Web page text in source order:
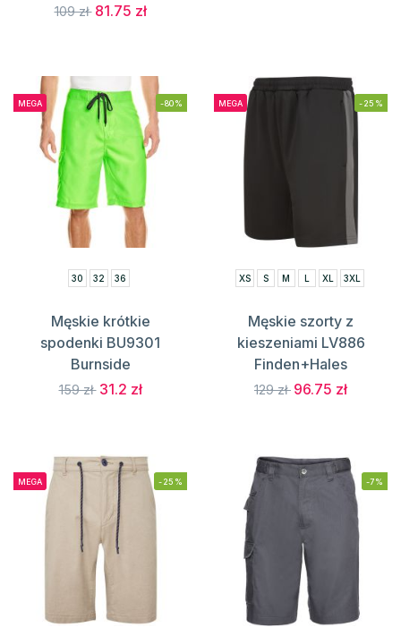
109 zł 81.75 zł
MEGA -80%
30 32 36
Męskie krótkie
spodenki BU9301
Burnside
159 zł 31.2 zł
MEGA -25%
XS S M L XL 3XL
Męskie szorty z
kieszeniami LV886
Finden+Hales
129 zł 96.75 zł
MEGA -25% -7%